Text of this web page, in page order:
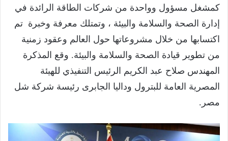
كمشغل مسؤول وواحدة من شركات الطاقة الرائدة في
إدارة الصحة والسلامة والبيئة ، وتمتلك معرفة وخبرة تم
اكتسابها من خلال مشروعاتها حول العالم وعقود زمنية
من تطوير قيادة الصحة والسلامة والبيئة. وقع المذكرة
المهندس صلاح عبد الكريم الرئيس التنفيذي للهيئة
المصرية العامة للبترول وداليا الجابرى رئيسة شركة شل
مصر.